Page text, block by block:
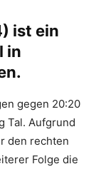
ist ein
in
gegen 20:20
Tal. Aufgrund
den rechten
Folge die